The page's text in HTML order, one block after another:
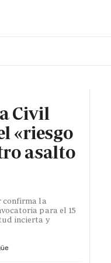
Civil
«riesgo
asalto
confirma la
para el 15
incierta y